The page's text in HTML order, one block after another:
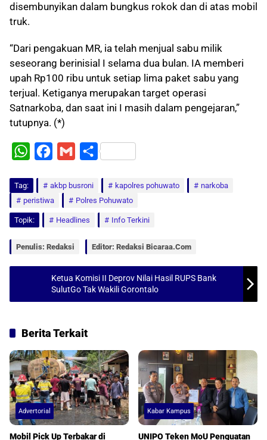
disembunyikan dalam bungkus rokok dan di atas mobil
truk.
“Dari pengakuan MR, ia telah menjual sabu milik
seseorang berinisial I selama dua bulan. IA memberi
upah Rp100 ribu untuk setiap lima paket sabu yang
terjual. Ketiganya merupakan target operasi
Satnarkoba, dan saat ini I masih dalam pengejaran,”
tutupnya. (*)
W
t
s
c
e
b
k
a
i
l
S
r
Tag: akbp busroni kapolres pohuwato
narkoba
peristiwa
Polres Pohuwato
Topik: Headlines Info Terkini
Penulis: Redaksi Editor: Redaksi Bicaraa.com
Ketua Komisi II Deprov Nilai Hasil RUPS Bank
SulutGo Tak Wakili Gorontalo
Berita Terkait
Advertorial
Mobil Pick Up Terbakar di
Kabar Kampus
UNIPO Teken MoU Penguatan